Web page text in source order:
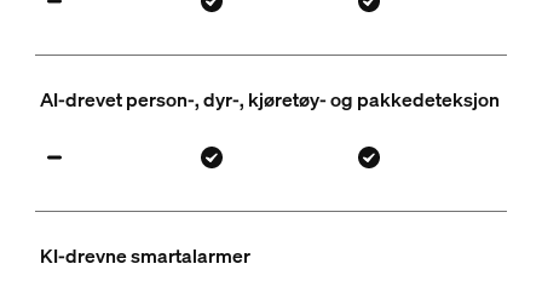
AI-drevet person-, dyr-, kjøretøy- og pakkedeteksjon
KI-drevne smartalarmer